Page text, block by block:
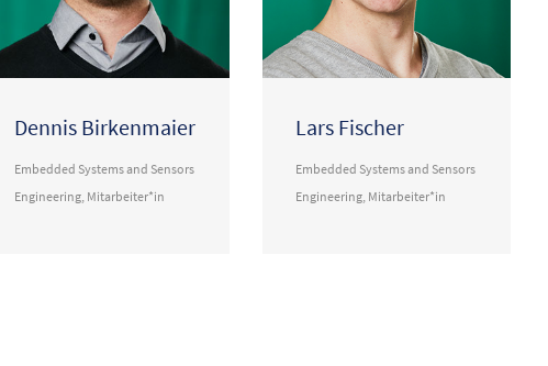
Dennis Birkenmaier
Embedded Systems and Sensors
Engineering Mitarbeiter*in
Lars Fischer
Embedded Systems and Sensors
Engineering Mitarbeiter*in